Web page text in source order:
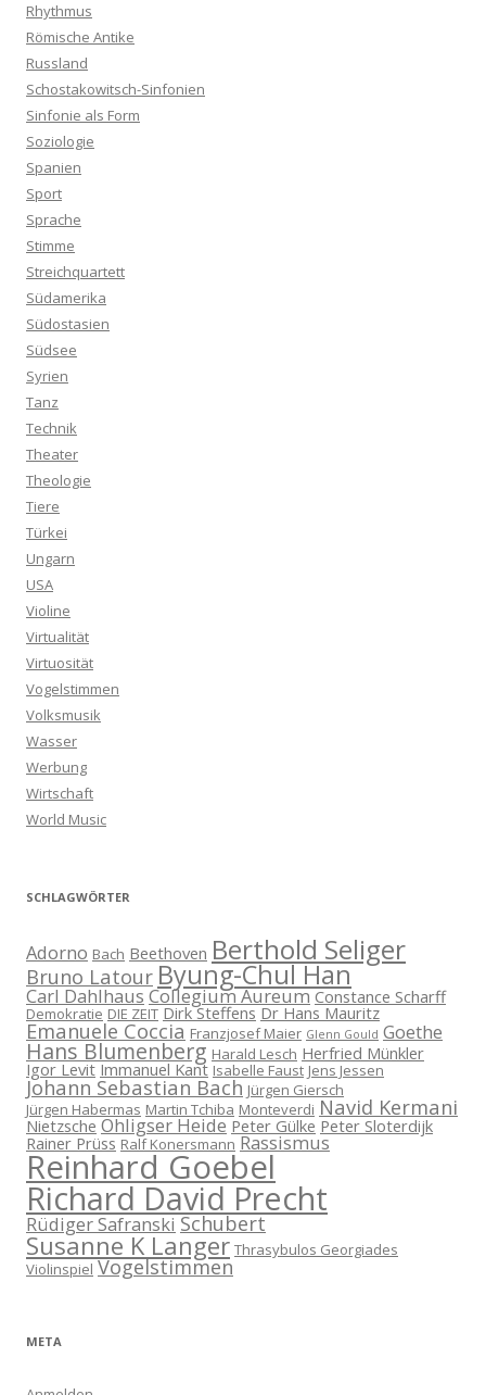
Rhythmus
Römische Antike
Russland
Schostakowitsch-Sinfonien
Sinfonie als Form
Soziologie
Spanien
Sport
Sprache
Stimme
Streichquartett
Südamerika
Südostasien
Südsee
Syrien
Tanz
Technik
Theater
Theologie
Tiere
Türkei
Ungarn
USA
Violine
Virtualität
Virtuosität
Vogelstimmen
Volksmusik
Wasser
Werbung
Wirtschaft
World Music
SCHLAGWÖRTER
Adorno Bach Beethoven Berthold Seliger
Bruno Latour Byung-Chul Han
Carl Dahlhaus Collegium Aureum Constance Scharff
Demokratie DIE ZEIT Dirk Steffens Dr Hans Mauritz
Emanuele Coccia Franzjosef Maier Glenn Gould Goethe
Hans Blumenberg Harald Lesch Herfried Münkler
Igor Levit Immanuel Kant Isabelle Faust Jens Jessen
Johann Sebastian Bach Jürgen Giersch
Jürgen Habermas Martin Tchiba Monteverdi Navid Kermani
Nietzsche Ohligser Heide Peter Gülke Peter Sloterdijk
Rainer Prüss Ralf Konersmann Rassismus
Reinhard Goebel
Richard David Precht
Rüdiger Safranski Schubert
Susanne K Langer Thrasybulos Georgiades
Violinspiel Vogelstimmen
META